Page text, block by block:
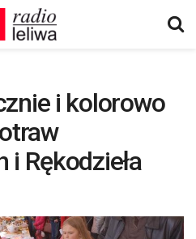
i kolorowo
Rękodzieła